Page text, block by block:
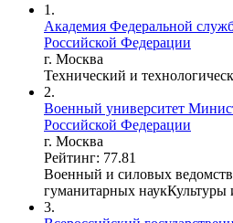
1.
Академия Федеральной
Российской Федерации
г. Москва
Технический и
2.
Военный университет
Российской Федерации
г. Москва
Рейтинг: 77.81
Военный и силовых ведомств
гуманитарных наукКультуры
3.